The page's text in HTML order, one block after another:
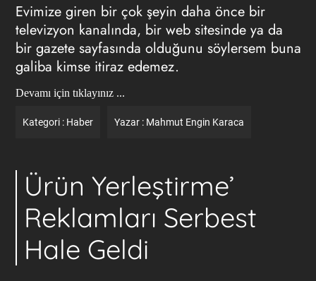
Evimize giren bir çok şeyin daha önce bir
televizyon kanalında, bir web sitesinde ya da
bir gazete sayfasında olduğunu söylersem buna
galiba kimse itiraz edemez.
Devamı için tıklayınız ...
Kategori : Haber Yazar : Mahmut Engin Karaca
Ürün Yerleştirme’
Reklamları Serbest
Hale Geldi